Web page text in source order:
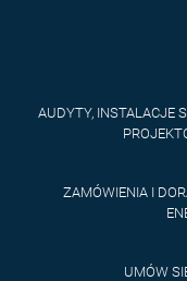
AUDYTY, INSTALACJE
ZAMÓWIENIA I
UMÓW